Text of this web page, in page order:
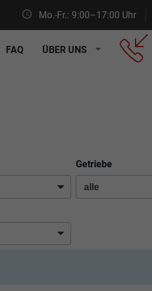
Mo.-Fr.: 9:00–17:00 Uhr
FAQ ÜBER UNS
Getriebe